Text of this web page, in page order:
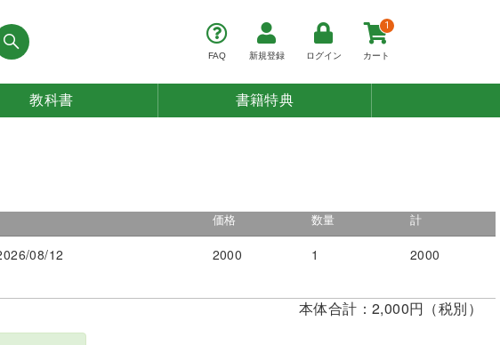
FAQ 新規登録 ログイン カート
1
教科書 書籍特典
価格 数量 計
08/12 2000 1 2000
本体合計：2,000円（税別）